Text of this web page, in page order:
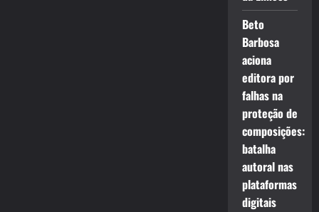
Beto
Barbosa
aciona
editora por
falhas na
proteção de
composições:
batalha
autoral nas
plataformas
digitais